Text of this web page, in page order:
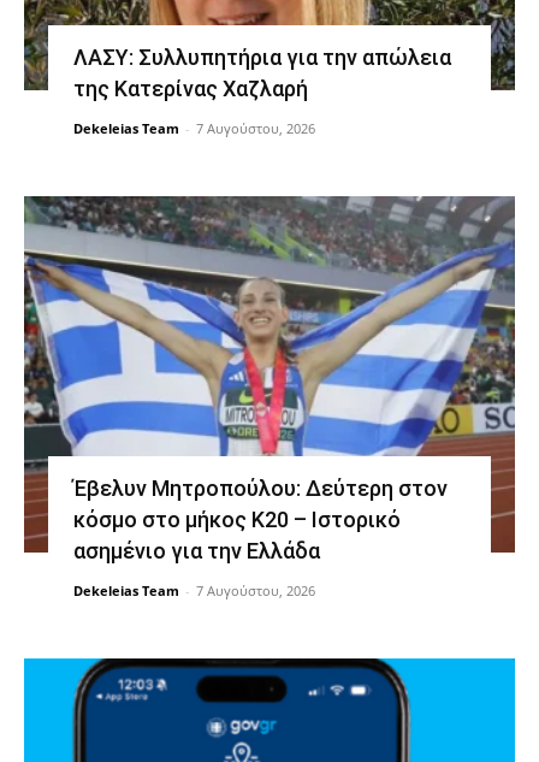
ΛΑΣΥ: Συλλυπητήρια για την απώλεια
της Κατερίνας Χαζλαρή
Dekeleias Team - 7 Αυγούστου, 2026
Έβελυν Μητροπούλου: Δεύτερη στον
κόσμο στο μήκος Κ20 – Ιστορικό
ασημένιο για την Ελλάδα
Dekeleias Team - 7 Αυγούστου, 2026